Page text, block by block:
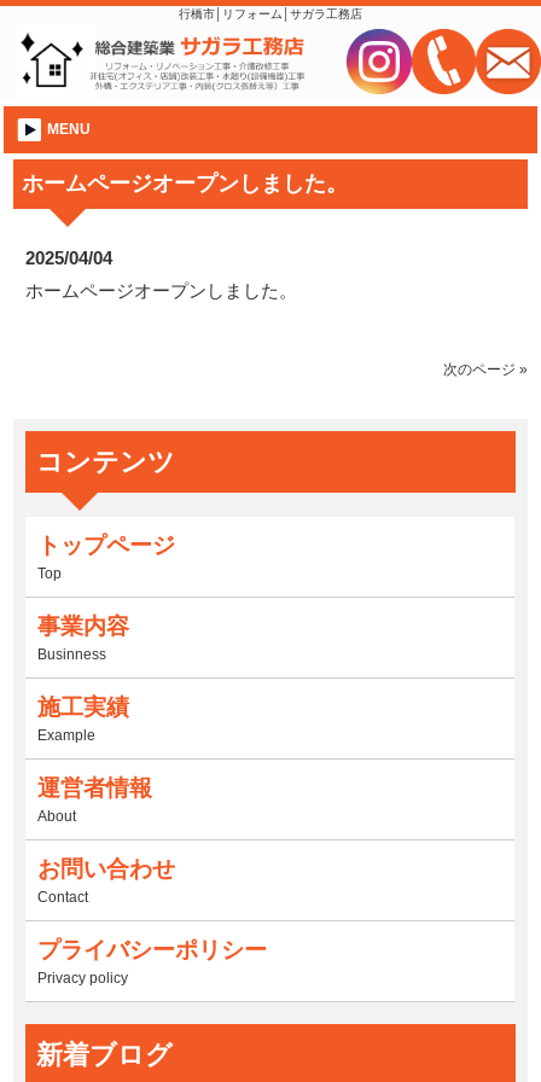
行橋市│リフォーム│サガラ工務店
MENU
ホームページオープンしました。
2025/04/04
ホームページオープンしました。
次のページ »
コンテンツ
トップページ
Top
事業内容
Businness
施工実績
Example
運営者情報
About
お問い合わせ
Contact
プライバシーポリシー
Privacy policy
新着ブログ